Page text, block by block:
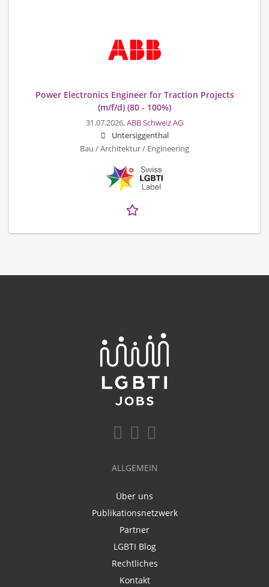
Power Electronics Engineer for Traction Projects
(m/f/d) (80 - 100%)
31.07.2026,ABB Schweiz AG
Untersiggenthal
Bau / Architektur / Engineering
ALLGEMEIN
Über uns
Publikationsnetzwerk
Partner
LGBTI Blog
Rechtliches
Kontakt